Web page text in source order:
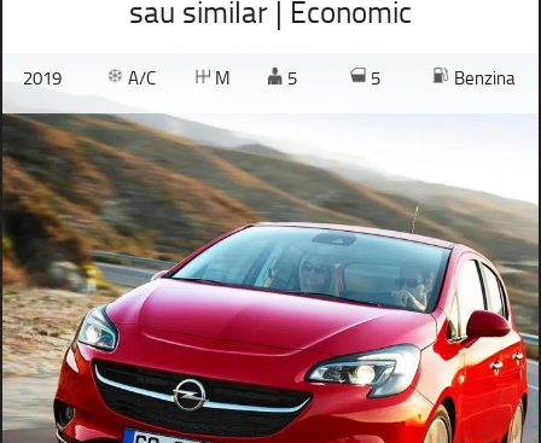
sau similar | Economic
2019 A/C M 5 5 Benzina